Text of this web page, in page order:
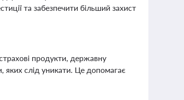
та забезпечити більший захист
продукти, державну
яких слід уникати. Це допомагає